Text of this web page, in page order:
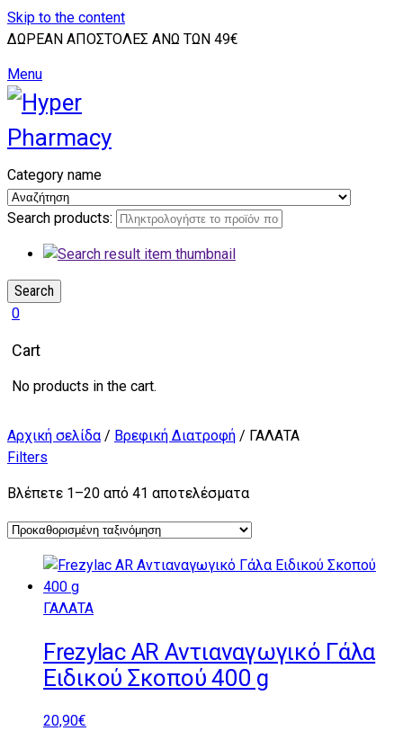
Skip to the content
ΔΩΡΕΑΝ ΑΠΟΣΤΟΛΕΣ ΑΝΩ ΤΩΝ 49€
Menu
Category name
Search products:
Search
0
Cart
No products in the cart.
Αρχική σελίδα/ Βρεφική Διατροφή / ΓΑΛΑΤΑ
Filters
Βλέπετε 1–20 από 41 αποτελέσματα
ΓΑΛΑΤΑ
Frezylac AR Αντιαναγωγικό Γάλα
Ειδικού Σκοπού 400 g
20,90€